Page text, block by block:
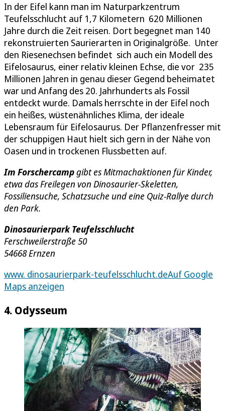
In der Eifel kann man im Naturparkzentrum
Teufelsschlucht auf 1,7 Kilometern 620 Millionen
Jahre durch die Zeit reisen. Dort begegnet man 140
rekonstruierten Saurierarten in Originalgröße. Unter
den Riesenechsen befindet sich auch ein Modell des
Eifelosaurus, einer relativ kleinen Echse, die vor 235
Millionen Jahren in genau dieser Gegend beheimatet
war und Anfang des 20. Jahrhunderts als Fossil
entdeckt wurde. Damals herrschte in der Eifel noch
ein heißes, wüstenähnliches Klima, der ideale
Lebensraum für Eifelosaurus. Der Pflanzenfresser mit
der schuppigen Haut hielt sich gern in der Nähe von
Oasen und in trockenen Flussbetten auf.
Im Forschercampgibt es Mitmachaktionen für Kinder,
etwa das Freilegen von Dinosaurier-Skeletten,
Fossiliensuche, Schatzsuche und eine Quiz-Rallye durch
den Park.
Dinosaurierpark Teufelsschlucht
Ferschweilerstraße 50
54668 Ernzen
www. dinosaurierpark-teufelsschlucht.deAuf Google
Maps anzeigen
4. Odysseum